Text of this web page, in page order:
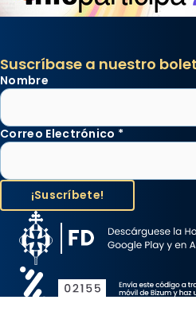
Suscríbase a nuestro
Nombre
Correo Electrónico *